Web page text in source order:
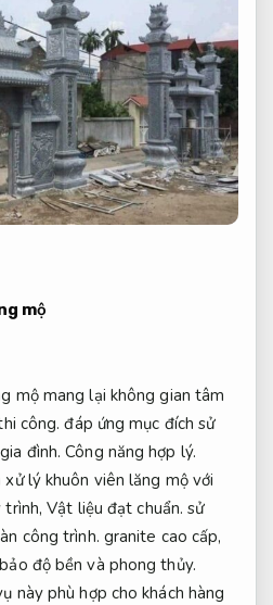
mộ
mộ mang lại không gian tâm
công. đáp ứng mục đích sử
đình.Công năng hợp lý.
lý khuôn viên lăng mộ với
trình,Vật liệu đạt chuẩn. sử
công trình. granite cao cấp,
độ bền và phong thủy.
này phù hợp cho khách hàng